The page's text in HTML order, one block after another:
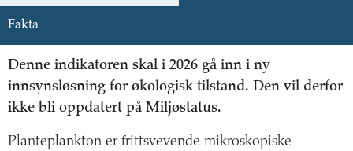
Fakta
Status og trend
Årsak til trendene
Konsekvenser
Fakta
Denne indikatoren skal i 2026 gå inn i ny
innsynsløsning for økologisk tilstand. Den vil derfor
ikke bli oppdatert på Miljøstatus.
Planteplankton er frittsvevende mikroskopiske